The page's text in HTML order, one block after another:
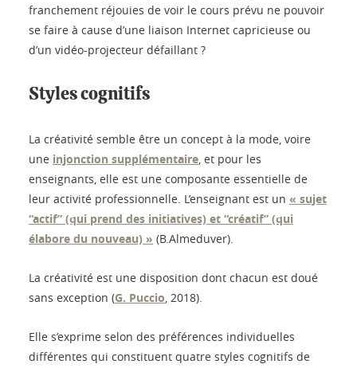
franchement réjouies de voir le cours prévu ne pouvoir
se faire à cause d’une liaison Internet capricieuse ou
d’un vidéo-projecteur défaillant ?
Styles cognitifs
La créativité semble être un concept à la mode, voire
une injonction supplémentaire, et pour les
enseignants, elle est une composante essentielle de
leur activité professionnelle. L’enseignant est un « sujet
“actif” (qui prend des initiatives) et “créatif” (qui
élabore du nouveau) » (B.Almeduver).
La créativité est une disposition dont chacun est doué
sans exception (G. Puccio, 2018).
Elle s’exprime selon des préférences individuelles
différentes qui constituent quatre styles cognitifs de